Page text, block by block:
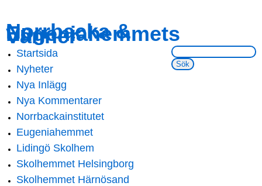
main
content
navigation
Norrbacka &
Eugeniahemmets
Vänner
Sök på webbsidan:
Main menu
Startsida
Nyheter
Nya Inlägg
Nya Kommentarer
Norrbackainstitutet
Eugeniahemmet
Lidingö Skolhem
Skolhemmet Helsingborg
Skolhemmet Härnösand